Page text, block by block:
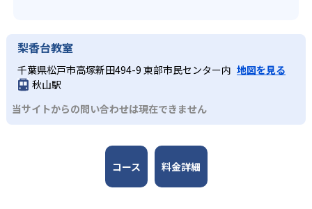
梨香台教室
千葉県松戸市高塚新田494-9 東部市民センター内 地図を見る
秋山駅
当サイトからの問い合わせは現在できません
コース 料金詳細